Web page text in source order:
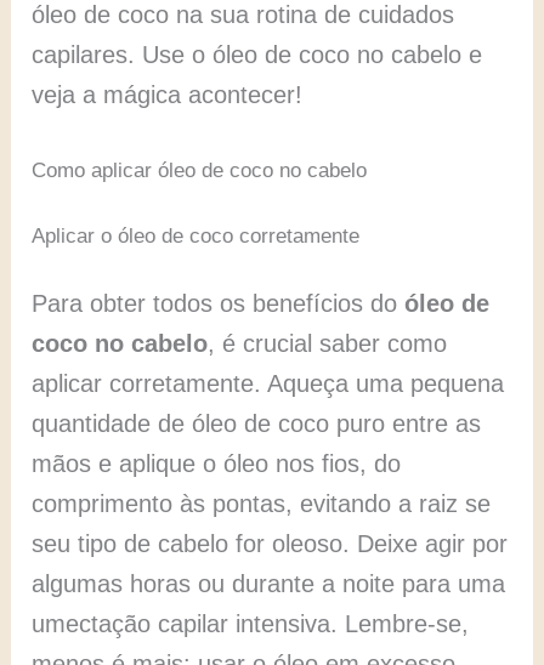
óleo de coco na sua rotina de cuidados
capilares. Use o óleo de coco no cabelo e
veja a mágica acontecer!
Como aplicar óleo de coco no cabelo
Aplicar o óleo de coco corretamente
Para obter todos os benefícios do óleo de
coco no cabelo, é crucial saber como
aplicar corretamente. Aqueça uma pequena
quantidade de óleo de coco puro entre as
mãos e aplique o óleo nos fios, do
comprimento às pontas, evitando a raiz se
seu tipo de cabelo for oleoso. Deixe agir por
algumas horas ou durante a noite para uma
umectação capilar intensiva. Lembre-se,